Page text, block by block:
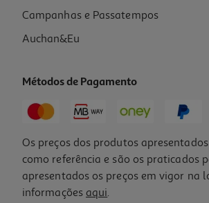
Campanhas e Passatempos
Auchan&Eu
Métodos de Pagamento
Os preços dos produtos
como referência e são os praticados
apresentados os preços em vigor
informações aqui.